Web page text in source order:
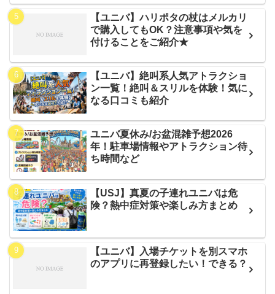
【ユニバ】ハリポタの杖はメルカリ
で購入してもOK？注意事項や気を
付けることをご紹介★
【ユニバ】絶叫系人気アトラクショ
ン一覧！絶叫＆スリルを体験！気に
なる口コミも紹介
ユニバ夏休み/お盆混雑予想2026
年！駐車場情報やアトラクション待
ち時間など
【USJ】真夏の子連れユニバは危
険？熱中症対策や楽しみ方まとめ
【ユニバ】入場チケットを別スマホ
のアプリに再登録したい！できる？